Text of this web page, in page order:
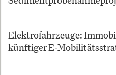
Elektrofahrzeuge:
künftiger E-